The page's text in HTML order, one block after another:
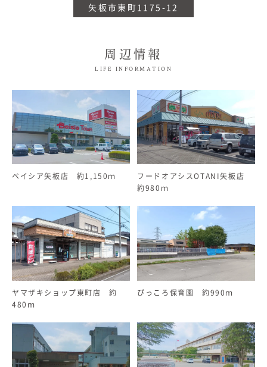
矢板市東町1175-12
周辺情報
LIFE INFORMATION
ベイシア矢板店 約1,150ｍ
フードオアシスOTANI矢板店
約980ｍ
ヤマザキショップ東町店 約
480ｍ
ぴっころ保育園 約990ｍ